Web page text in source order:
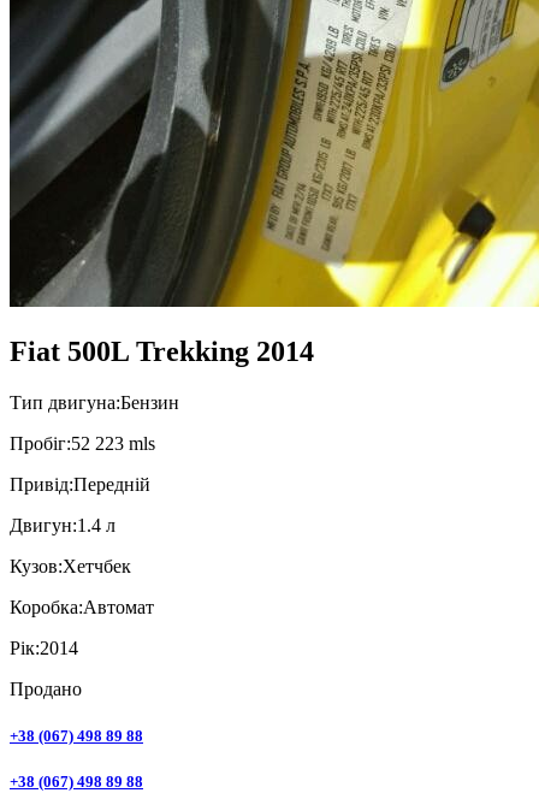
Fiat 500L Trekking 2014
Тип двигуна:Бензин
Пробiг:52 223 mls
Привiд:Передній
Двигун:1.4 л
Кузов:Хетчбек
Коробка:Автомат
Рік:2014
Продано
+38 (067) 498 89 88
+38 (067) 498 89 88